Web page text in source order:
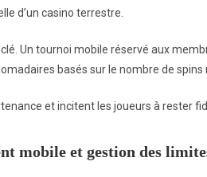
d’un casino terrestre.
Un tournoi mobile réservé aux
basés sur le nombre de spins
et incitent les joueurs à rester
mobile et gestion des